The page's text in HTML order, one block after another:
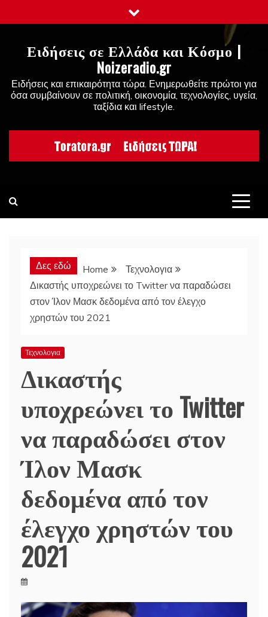
to
Ειδήσεις σε Ελλάδα και Κόσμο |
Noizeradio.gr
Ειδήσεις και επικαιρότητα τώρα. Ενημερωθείτε πρώτοι για
όσα συμβαίνουν σε πολιτική, οικονομία, τεχνολογίες, υγεία,
ταξίδια και lifestyle.
Δες εδώ Home
Τεχνολογια
Δικαστής υποχρεώνει το Twitter να παραδώσει
στον Ίλον Μασκ δεδομένα από τον έλεγχο
χρηστών του 2021
Τεχνολογια
Δικαστής
υποχρεώνει το Twitter
να παραδώσει στον
Ίλον Μασκ
δεδομένα από τον
έλεγχο χρηστών του
2021